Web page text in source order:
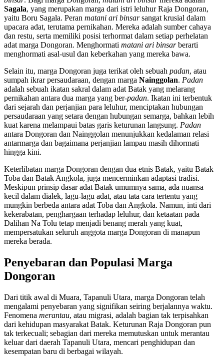
Sagala, yang merupakan marga dari istri leluhur Raja Dongoran,
yaitu Boru Sagala. Peran matani ari binsarsangat krusial dalam
upacara adat, terutama pernikahan. Mereka adalah sumber cahaya
dan restu, serta memiliki posisi terhormat dalam setiap perhelatan
adat marga Dongoran. Menghormati matani ari binsarberarti
menghormati asal-usul dan keberkahan yang mereka bawa.
Selain itu, marga Dongoran juga terikat oleh sebuah padan, atau
sumpah ikrar persaudaraan, dengan marga Nainggolan. Padan
adalah sebuah ikatan sakral dalam adat Batak yang melarang
pernikahan antara dua marga yang ber-padan. Ikatan ini terbentuk
dari sejarah dan perjanjian para leluhur, menciptakan hubungan
persaudaraan yang setara dengan hubungan semarga, bahkan lebih
kuat karena melampaui batas garis keturunan langsung. Padan
antara Dongoran dan Nainggolan menunjukkan kedalaman relasi
antarmarga dan bagaimana perjanjian lampau masih dihormati
hingga kini.
Keterlibatan marga Dongoran dengan dua etnis Batak, yaitu Batak
Toba dan Batak Angkola, juga mencerminkan adaptasi tradisi.
Meskipun prinsip dasar adat Batak umumnya sama, ada nuansa
kecil dalam dialek, lagu-lagu adat, atau tata cara tertentu yang
mungkin berbeda antara adat Toba dan Angkola. Namun, inti dari
kekerabatan, penghargaan terhadap leluhur, dan ketaatan pada
Dalihan Na Tolu tetap menjadi benang merah yang kuat,
mempersatukan seluruh anggota marga Dongoran di manapun
mereka berada.
Penyebaran dan Populasi Marga
Dongoran
Dari titik awal di Muara, Tapanuli Utara, marga Dongoran telah
mengalami penyebaran yang signifikan seiring berjalannya waktu.
Fenomena merantau, atau migrasi, adalah bagian tak terpisahkan
dari kehidupan masyarakat Batak. Keturunan Raja Dongoran pun
tak terkecuali; sebagian dari mereka memutuskan untuk merantau
keluar dari daerah Tapanuli Utara, mencari penghidupan dan
kesempatan baru di berbagai wilayah.